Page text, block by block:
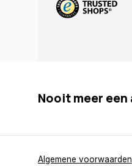
Nooit meer
Algemene voorwaarden